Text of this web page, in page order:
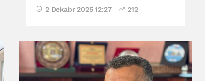
2 Dekabr 2025 12:27 212